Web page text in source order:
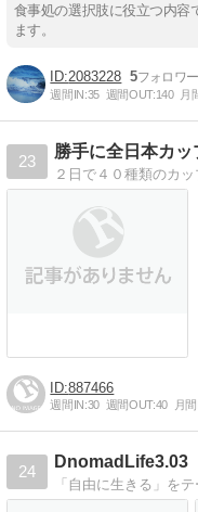
食事処の選択肢に役立つ内容
ます。
2083228 5
週間IN:35 週間OUT:140 月
23
勝手に全日本カ
887466
週間IN:30 週間OUT:40 月
24
DnomadLife3.03